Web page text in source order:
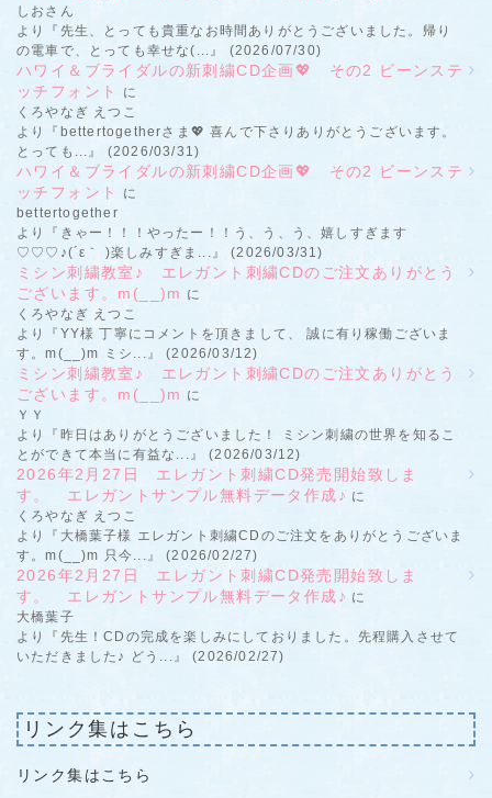
しおさん
より『先生、とっても貴重なお時間ありがとうございました。帰り
の電車で、とっても幸せな(...』 (2026/07/30)
ハワイ＆ブライダルの新刺繍CD企画💖 その2 ビーンステ
ッチフォント
に
くろやなぎ えつこ
より『bettertogetherさま💖 喜んで下さりありがとうございます。
とっても...』 (2026/03/31)
ハワイ＆ブライダルの新刺繍CD企画💖 その2 ビーンステ
ッチフォント
に
bettertogether
より『きゃー！！！やったー！！う、う、う、嬉しすぎます
♡♡♡♪(´ε｀ )楽しみすぎま...』 (2026/03/31)
ミシン刺繍教室♪ エレガント刺繍CDのご注文ありがとう
ございます。m(__)m に
くろやなぎ えつこ
より『YY様 丁寧にコメントを頂きまして、 誠に有り稼働ございま
す。m(__)m ミシ...』 (2026/03/12)
ミシン刺繍教室♪ エレガント刺繍CDのご注文ありがとう
ございます。m(__)m に
ＹＹ
より『昨日はありがとうございました！ ミシン刺繍の世界を知るこ
とができて本当に有益な...』 (2026/03/12)
2026年2月27日 エレガント刺繍CD発売開始致しま
す。 エレガントサンプル無料データ作成♪ に
くろやなぎ えつこ
より『大橋葉子様 エレガント刺繍CDのご注文をありがとうございま
す。m(__)m 只今...』 (2026/02/27)
2026年2月27日 エレガント刺繍CD発売開始致しま
す。 エレガントサンプル無料データ作成♪ に
大橋葉子
より『先生！CDの完成を楽しみにしておりました。先程購入させて
いただきました♪ どう...』 (2026/02/27)
リンク集はこちら
リンク集はこちら